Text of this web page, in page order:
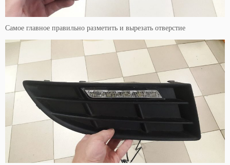
Самое главное правильно разметить и вырезать отверстие